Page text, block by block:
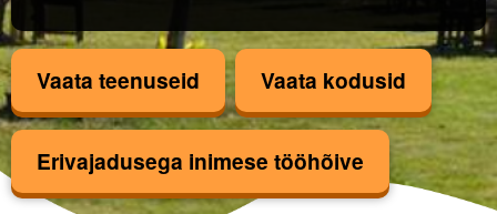
TEENUSED
Kinnise lasteasutuse teenus
Hea Hoog
Vaata teenuseid Vaata kodusid
Erivajadusega inimese tööhõive